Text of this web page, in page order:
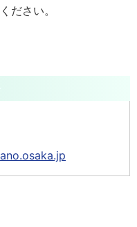
ださい。